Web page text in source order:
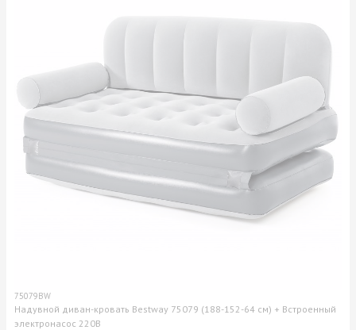
75079BW
Надувной диван-кровать Bestway 75079 (188-152-64 см) + Встроенный
электронасос 220В